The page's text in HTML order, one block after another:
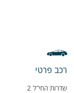
רכב פרטי
שדרות החי"ל 2